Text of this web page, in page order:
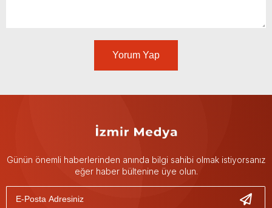
Yorum Yap
Günün önemli haberlerinden anında bilgi sahibi olmak istiyorsanız
eğer haber bültenine üye olun.